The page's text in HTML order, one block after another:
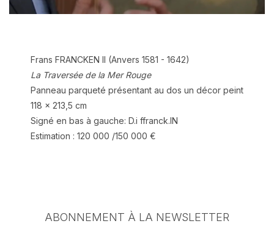
Ecouter le podcast
Frans FRANCKEN II (Anvers 1581 - 1642)
La Traversée de la Mer Rouge
Panneau parqueté présentant au dos un décor peint
118 x 213,5 cm
Signé en bas à gauche: D.i ffranck.IN
Estimation : 120 000 /150 000 €
ABONNEMENT À LA NEWSLETTER